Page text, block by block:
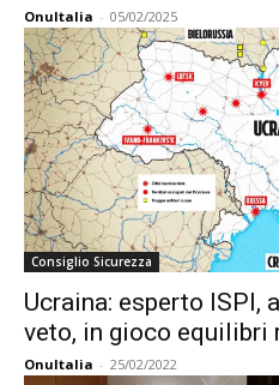
OnuItalia - 05/02/2025
Consiglio Sicurezza
Ucraina: esperto ISPI,
veto, in gioco equilibri
OnuItalia - 25/02/2022